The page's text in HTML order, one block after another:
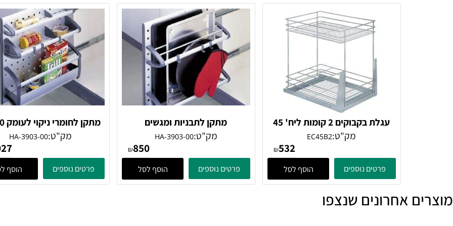
820
₪396
פרטים נוספים הוסף לסל
EC20B2
437
פרטים נוספים הוסף לסל
EC30B2
437
פרטים נוספים הוסף לסל
עגלת בקבוקים 2 קומות ליח' 45
סמ ניקל
מק"ט:EC45B2
מתקן לתבניות ומגשים מתקן לחומרי ניקוי לעומק 50 סמ